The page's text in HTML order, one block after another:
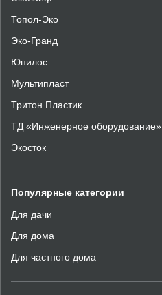
Топол-Эко
Эко-Гранд
Юнилос
Мультипласт
Тритон Пластик
ТД «Инженерное оборудование»
Экосток
Популярные категории
Для дачи
Для дома
Для частного дома